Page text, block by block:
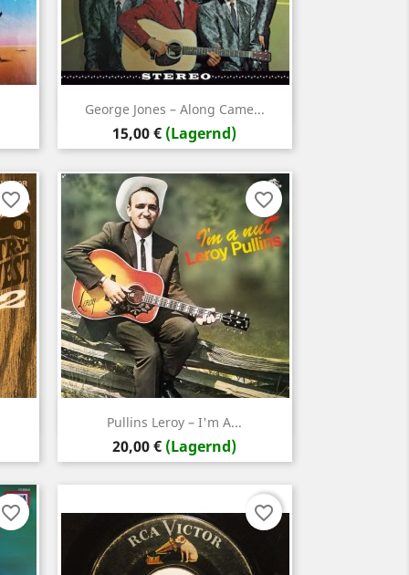
George Jones – Along Came...
Preis
15,00 € (Lagernd)
Vorschau
favorite_border
Pullins ‎Leroy – I'm A...
Preis
20,00 € (Lagernd)
 Vorschau
favorite_border
favorite_border favorite_border